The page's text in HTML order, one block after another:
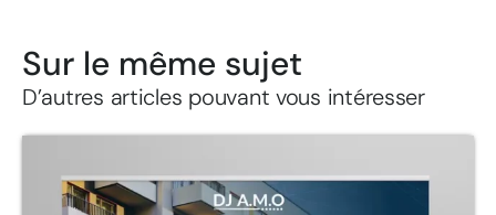
Sur le même sujet
D’autres articles pouvant vous intéresser